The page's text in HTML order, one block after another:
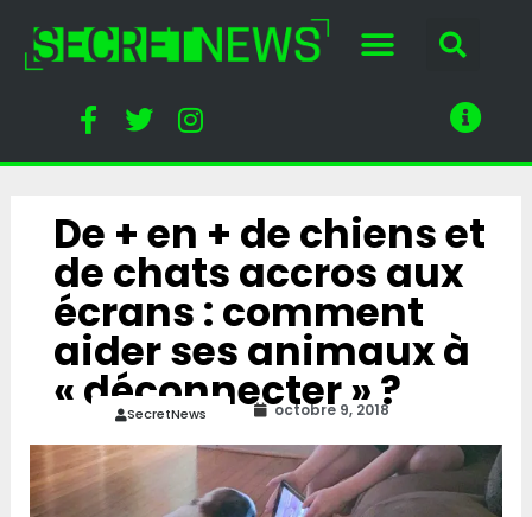
De + en + de chiens et
de chats accros aux
écrans : comment
aider ses animaux à
« déconnecter » ?
SecretNews octobre 9, 2018